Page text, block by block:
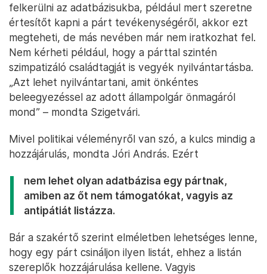
felkerülni az adatbázisukba, például mert szeretne
értesítőt kapni a párt tevékenységéről, akkor ezt
megteheti, de más nevében már nem iratkozhat fel.
Nem kérheti például, hogy a párttal szintén
szimpatizáló családtagját is vegyék nyilvántartásba.
„Azt lehet nyilvántartani, amit önkéntes
beleegyezéssel az adott állampolgár önmagáról
mond” – mondta Szigetvári.
Mivel politikai véleményről van szó, a kulcs mindig a
hozzájárulás, mondta Jóri András. Ezért
nem lehet olyan adatbázisa egy pártnak,
amiben az őt nem támogatókat, vagyis az
antipátiát listázza.
Bár a szakértő szerint elméletben lehetséges lenne,
hogy egy párt csináljon ilyen listát, ehhez a listán
szereplők hozzájárulása kellene. Vagyis